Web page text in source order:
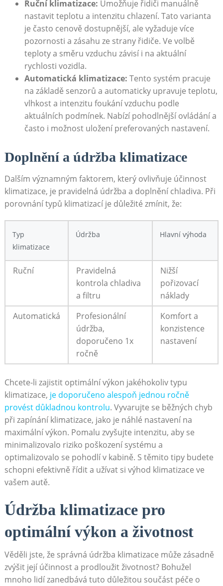
Ruční ‍klimatizace: Umožňuje⁤ řidiči manuálně‍
nastavit teplotu​ a ⁣intenzitu chlazení. ‍Tato ⁤varianta
je často cenově dostupnější, ale ‍vyžaduje více
pozornosti a zásahu ze strany⁣ řidiče. Ve⁢ volbě
teploty a směru ⁤vzduchu závisí i na aktuální
rychlosti vozidla.
Automatická klimatizace: Tento systém pracuje⁣
na základě senzorů a ⁣automaticky ⁣upravuje teplotu,
vlhkost ⁣a intenzitu foukání vzduchu ⁢podle
aktuálních podmínek. ⁣Nabízí pohodlnější ⁤ovládání a
často i možnost uložení preferovaných⁢ nastavení.
Doplnění a údržba‍ klimatizace
Dalším významným faktorem, který​ ovlivňuje ⁣účinnost
‌klimatizace,‍ je pravidelná údržba a ‌doplnění chladiva. Při
porovnání typů klimatizací je důležité zmínit, že:
Typ
klimatizace
Údržba Hlavní výhoda
Ruční
Pravidelná
kontrola chladiva
⁤a filtru
Nižší
pořizovací
⁤náklady
Automatická
Profesionální
údržba,
doporučeno‍ 1x
ročně
Komfort a
‌konzistence
nastavení
Chcete-li zajistit optimální​ výkon jakéhokoliv typu
klimatizace, je doporučeno alespoň ⁤jednou‌ ročně
provést⁤ důkladnou kontrolu. Vyvarujte se běžných⁢ chyb
při zapínání ‍klimatizace, jako je ⁢náhlé nastavení na ​
maximální ‍výkon. Pomalu zvyšujte intenzitu, aby se
minimalizovalo⁣ riziko poškození ‍systému a
optimalizovalo se pohodlí v kabině. ⁢S těmito ⁤tipy budete
schopni efektivně řídit a užívat si‍ výhod klimatizace ve
vašem autě.
Údržba klimatizace pro
‌optimální výkon a životnost
Věděli jste, že správná údržba klimatizace může zásadně
zvýšit její‍ účinnost a‌ prodloužit životnost? Bohužel
mnoho ⁢lidí zanedbává tuto důležitou součást péče o